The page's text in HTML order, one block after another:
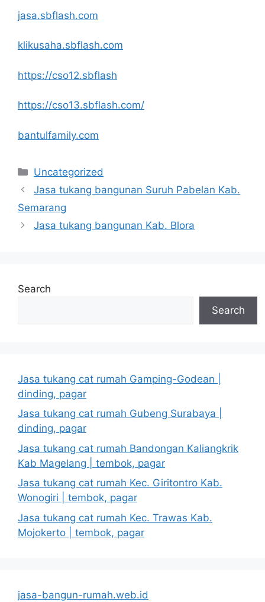
jasa.sbflash.com
klikusaha.sbflash.com
https://cso12.sbflash
https://cso13.sbflash.com/
bantulfamily.com
Categories
Uncategorized
Jasa tukang bangunan Suruh Pabelan Kab.
Semarang
Jasa tukang bangunan Kab. Blora
Search
Search
Jasa tukang cat rumah Gamping-Godean |
dinding, pagar
Jasa tukang cat rumah Gubeng Surabaya |
dinding, pagar
Jasa tukang cat rumah Bandongan Kaliangkrik
Kab Magelang | tembok, pagar
Jasa tukang cat rumah Kec. Giritontro Kab.
Wonogiri | tembok, pagar
Jasa tukang cat rumah Kec. Trawas Kab.
Mojokerto | tembok, pagar
jasa-bangun-rumah.web.id